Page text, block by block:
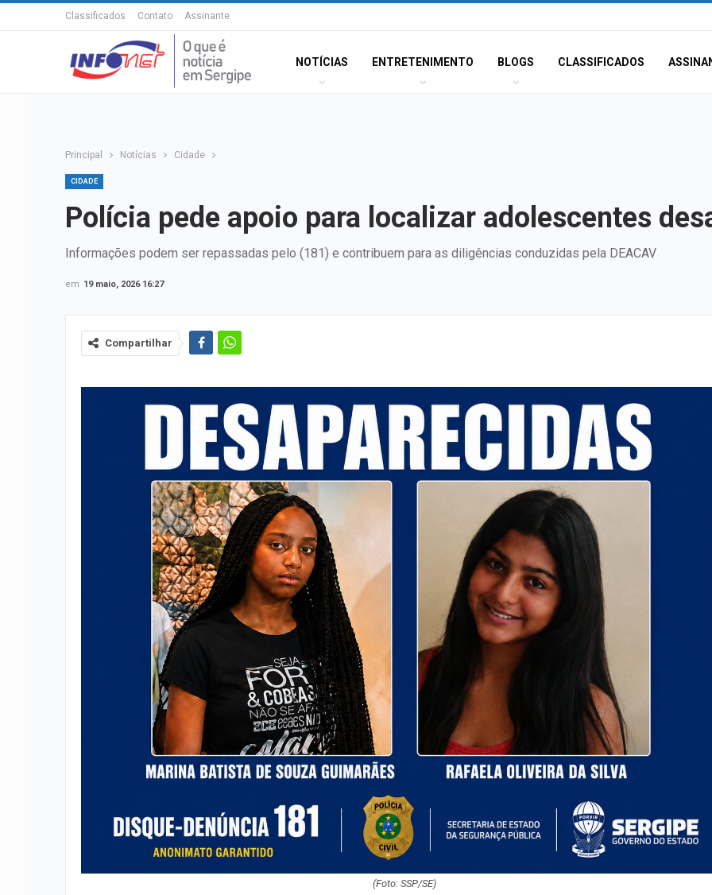
Classificados Contato Assinante
NOTÍCIAS ENTRETENIMENTO BLOGS CLASSIFICADOS
Principal Notícias Cidade
CIDADE
Polícia pede apoio para localizar adolescentes
Informações podem ser repassadas pelo (181) e contribuem para as diligências conduzidas pela DEACAV
em 19 maio, 2026 16:27
Compartilhar
(Foto: SSP/SE)
fim de semana
Adasfa e
promovem ação
adoção animal